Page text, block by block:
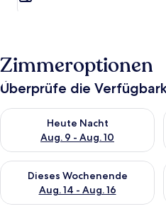
Zimmeroptionen
Überprüfe die
Heute Nacht
Aug. 9 - Aug. 10
Überprüfe die Verfügbarkeit für
Dieses Wochenende
Aug. 14 - Aug. 16
Überprüfe die Verfügbarkeit für